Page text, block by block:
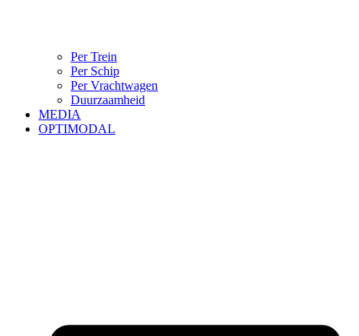
Per Trein
Per Schip
Per Vrachtwagen
Duurzaamheid
MEDIA
OPTIMODAL